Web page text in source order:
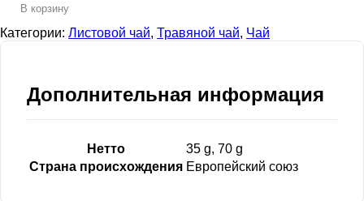
В корзину
Категории: Листовой чай, Травяной чай, Чай
Дополнительная информация
Нетто
35 g, 70 g
Страна происхождения Европейский союз